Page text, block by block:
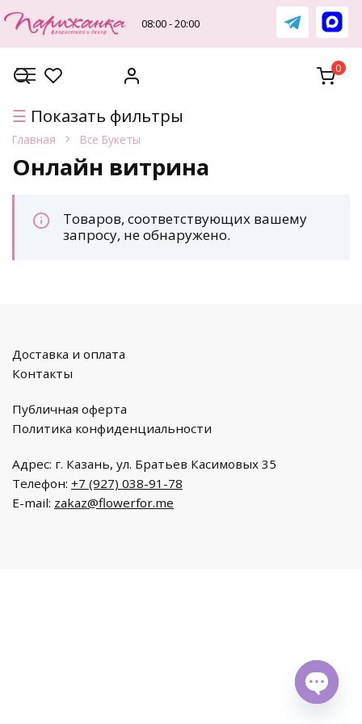
к
содержанию
08:00 - 20:00
0
Главная Все Букеты
Онлайн витрина
Товаров, соответствующих вашему
запросу, не обнаружено.
Показать фильтры
Доставка и оплата
Контакты
Публичная оферта
Политика конфиденциальности
Адрес: г. Казань, ул. Братьев Касимовых 35
Телефон: +7 (927) 038-91-78
E-mail: zakaz@flowerfor.me